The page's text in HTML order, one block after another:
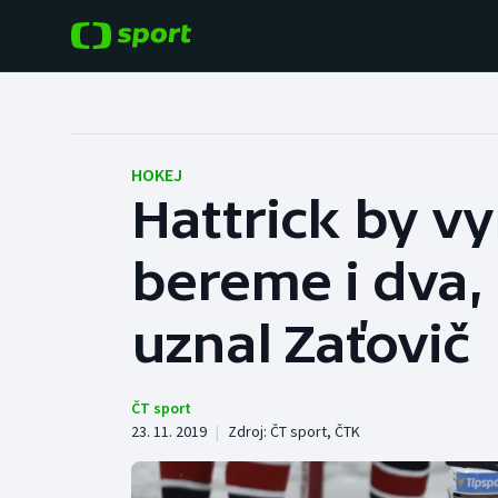
Hokej
Tenis
Baseball a softbal
Basketbal
Biatlon
HOKEJ
Hattrick by
bereme i
uznal Zaťovič
ČT sport
23. 11. 2019 | Zdroj: ČT sport, ČTK